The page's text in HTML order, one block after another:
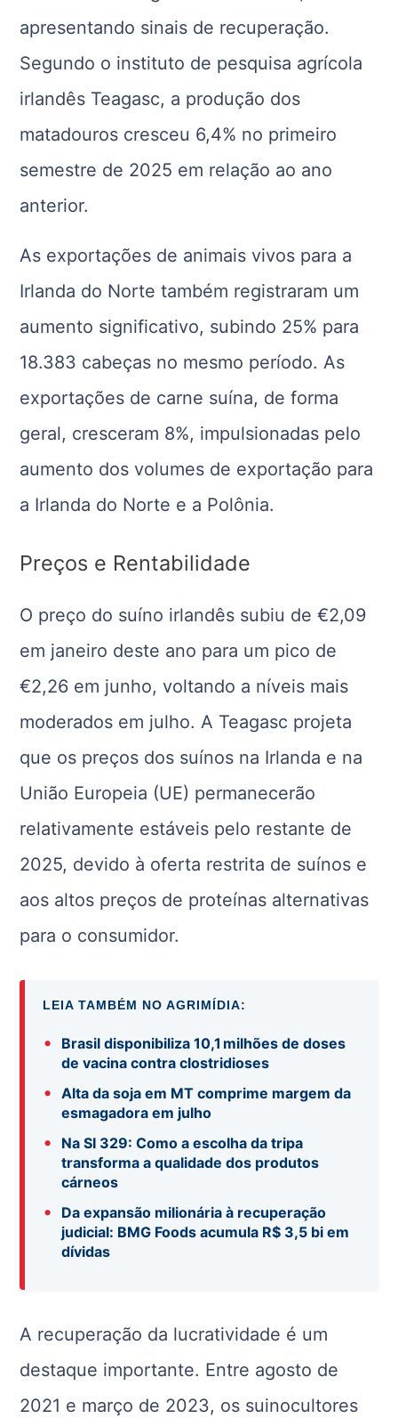
apresentando sinais de recuperação.
Segundo o instituto de pesquisa agrícola
irlandês Teagasc, a produção dos
matadouros cresceu 6,4% no primeiro
semestre de 2025 em relação ao ano
anterior.
As exportações de animais vivos para a
Irlanda do Norte também registraram um
aumento significativo, subindo 25% para
18.383 cabeças no mesmo período. As
exportações de carne suína, de forma
geral, cresceram 8%, impulsionadas pelo
aumento dos volumes de exportação para
a Irlanda do Norte e a Polônia.
Preços e Rentabilidade
O preço do suíno irlandês subiu de €2,09
em janeiro deste ano para um pico de
€2,26 em junho, voltando a níveis mais
moderados em julho. A Teagasc projeta
que os preços dos suínos na Irlanda e na
União Europeia (UE) permanecerão
relativamente estáveis pelo restante de
2025, devido à oferta restrita de suínos e
aos altos preços de proteínas alternativas
para o consumidor.
LEIA TAMBÉM NO AGRIMÍDIA:
•
Brasil disponibiliza 10,1 milhões de doses
de vacina contra clostridioses
•
Alta da soja em MT comprime margem da
esmagadora em julho
•
Na SI 329: Como a escolha da tripa
transforma a qualidade dos produtos
cárneos
•
Da expansão milionária à recuperação
judicial: BMG Foods acumula R$ 3,5 bi em
dívidas
A recuperação da lucratividade é um
destaque importante. Entre agosto de
2021 e março de 2023, os suinocultores